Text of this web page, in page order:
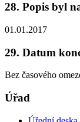
28. Popis byl
01.01.2017
29. Datum
Bez časového
Úřad